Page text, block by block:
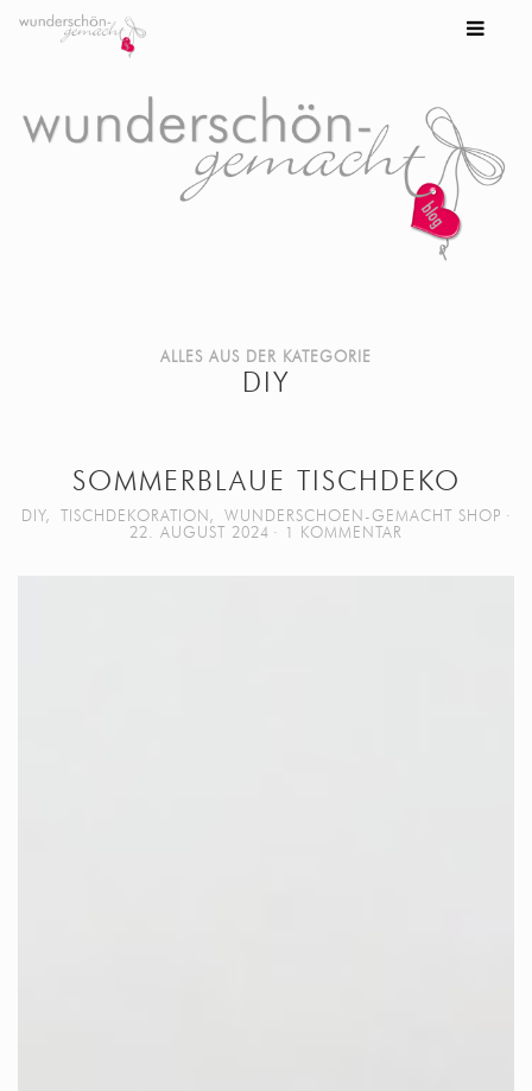
ALLES AUS DER KATEGORIE
DIY
SOMMERBLAUE TISCHDEKO
DIY, TISCHDEKORATION ,
WUNDERSCHOEN-GEMACHT SHOP
22. AUGUST 2024
1 KOMMENTAR